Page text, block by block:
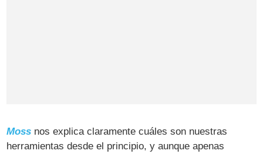
Moss nos explica claramente cuáles son nuestras
herramientas desde el principio, y aunque apenas